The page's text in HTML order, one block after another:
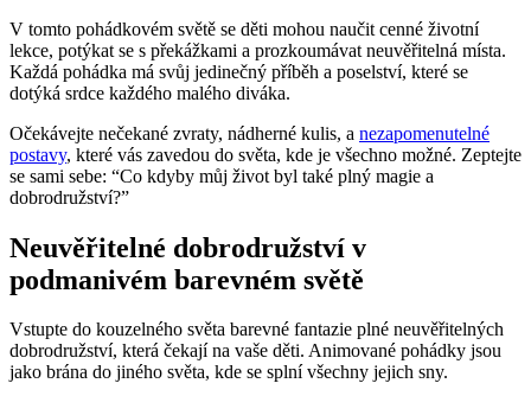
V tomto⁣ pohádkovém světě se děti ‌mohou naučit cenné životní
lekce, potýkat⁤ se s překážkami a prozkoumávat ‍neuvěřitelná místa.
Každá⁢ pohádka má svůj jedinečný příběh⁢ a‍ poselství, které se
dotýká ​srdce ‍každého ‍malého diváka.
Očekávejte nečekané zvraty, ⁤nádherné kulis, a nezapomenutelné
postavy, které ‍vás⁣ zavedou​ do světa, kde ​je‍ všechno možné. Zeptejte
se sami sebe: “Co kdyby můj život byl také plný magie a
dobrodružství?”
Neuvěřitelné dobrodružství‌ v
podmanivém barevném⁤ světě
Vstupte⁣ do kouzelného světa​ barevné fantazie plné⁤ neuvěřitelných
dobrodružství, ​která čekají na vaše děti.⁤ Animované ‍pohádky ⁤jsou
jako brána ​do jiného světa, kde se splní všechny jejich ⁢sny.